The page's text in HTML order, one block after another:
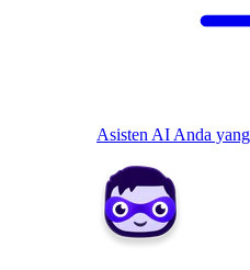
Asisten AI Anda